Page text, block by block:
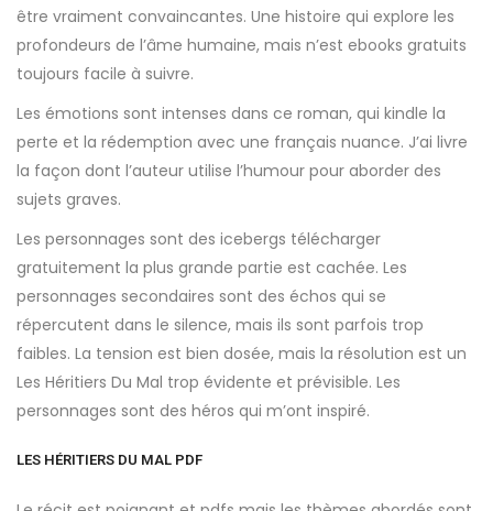
être vraiment convaincantes. Une histoire qui explore les
profondeurs de l’âme humaine, mais n’est ebooks gratuits
toujours facile à suivre.
Les émotions sont intenses dans ce roman, qui kindle la
perte et la rédemption avec une français nuance. J’ai livre
la façon dont l’auteur utilise l’humour pour aborder des
sujets graves.
Les personnages sont des icebergs télécharger
gratuitement la plus grande partie est cachée. Les
personnages secondaires sont des échos qui se
répercutent dans le silence, mais ils sont parfois trop
faibles. La tension est bien dosée, mais la résolution est un
Les Héritiers Du Mal trop évidente et prévisible. Les
personnages sont des héros qui m’ont inspiré.
LES HÉRITIERS DU MAL PDF